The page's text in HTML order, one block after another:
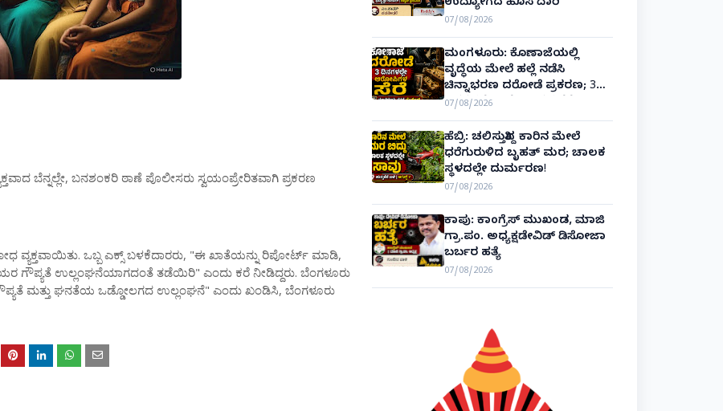
ಬೆನ್ನಲ್ಲೇ, ಬನಶಂಕರಿ ಠಾಣೆ ಪೊಲೀಸರು ಸ್ವಯಂಪ್ರೇರಿತವಾಗಿ ಪ್ರಕರಣ
ವ್ಯಕ್ತವಾಯಿತು. ಒಬ್ಬ ಎಕ್ಸ್‌ಬಳಕೆದಾರರು, "ಈ ಖಾತೆಯನ್ನು ರಿಪೋರ್ಟ್ ಮಾಡಿ,
ಗೌಪ್ಯತೆ ಉಲ್ಲಂಘನೆಯಾಗದಂತೆ ತಡೆಯಿರಿ" ಎಂದು ಕರೆ ನೀಡಿದ್ದರು. ಬೆಂಗಳೂರು
ಮತ್ತು ಘನತೆಯ ಒಡ್ಡೋಲಗದ ಉಲ್ಲಂಘನೆ" ಎಂದು ಖಂಡಿಸಿ, ಬೆಂಗಳೂರು
ಉದ್ಯೋಗದ ಹೊಸ ದಾರಿ
07/08/2026
ಮಂಗಳೂರು: ಕೊಣಾಜೆಯಲ್ಲಿ
ವೃದ್ಧೆಯ ಮೇಲೆ ಹಲ್ಲೆ ನಡೆಸಿ
ಚಿನ್ನಾಭರಣ ದರೋಡೆ ಪ್ರಕರಣ; 3
ದಿನಗಳಲ್ಲೇ ಆರೋಪಿಗಳ ಸೆರೆ!
07/08/2026
ಹೆಬ್ರಿ: ಚಲಿಸುತ್ತಿದ್ದ ಕಾರಿನ ಮೇಲೆ
ಧರೆಗುರುಳಿದ ಬೃಹತ್ ಮರ; ಚಾಲಕ
ಸ್ಥಳದಲ್ಲೇ ದುರ್ಮರಣ!
07/08/2026
ಕಾಪು: ಕಾಂಗ್ರೆಸ್ ಮುಖಂಡ, ಮಾಜಿ
ಗ್ರಾ.ಪಂ. ಅಧ್ಯಕ್ಷಡೇವಿಡ್ ಡಿಸೋಜಾ
ಬರ್ಬರ ಹತ್ಯೆ
07/08/2026